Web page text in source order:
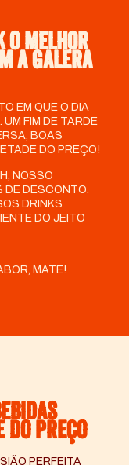
O melhor
a galera
EM QUE O DIA
UM FIM DE TARDE
BOAS
DO PREÇO!
NOSSO
DE DESCONTO.
DRINKS
DO JEITO
MATE!
PREÇO
PERFEITA